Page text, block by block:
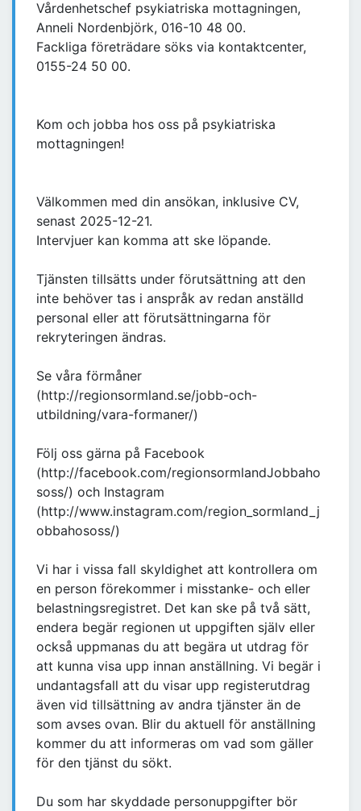
Vårdenhetschef psykiatriska mottagningen,
Anneli Nordenbjörk, 016-10 48 00.
Fackliga företrädare söks via kontaktcenter,
0155-24 50 00.
Kom och jobba hos oss på psykiatriska
mottagningen!
Välkommen med din ansökan, inklusive CV,
senast 2025-12-21.
Intervjuer kan komma att ske löpande.
Tjänsten tillsätts under förutsättning att den
inte behöver tas i anspråk av redan anställd
personal eller att förutsättningarna för
rekryteringen ändras.
Se våra förmåner
(http://regionsormland.se/jobb-och-
utbildning/vara-formaner/)
Följ oss gärna på Facebook
(http://facebook.com/regionsormlandJobbaho
soss/) och Instagram
(http://www.instagram.com/region_sormland_j
obbahososs/)
Vi har i vissa fall skyldighet att kontrollera om
en person förekommer i misstanke- och eller
belastningsregistret. Det kan ske på två sätt,
endera begär regionen ut uppgiften själv eller
också uppmanas du att begära ut utdrag för
att kunna visa upp innan anställning. Vi begär i
undantagsfall att du visar upp registerutdrag
även vid tillsättning av andra tjänster än de
som avses ovan. Blir du aktuell för anställning
kommer du att informeras om vad som gäller
för den tjänst du sökt.
Du som har skyddade personuppgifter bör